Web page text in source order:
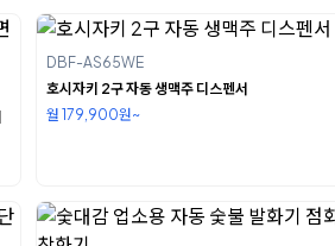
DBF-AS65WE
호시자키 2구 자동 생맥주 디스펜서
월 179,900원~